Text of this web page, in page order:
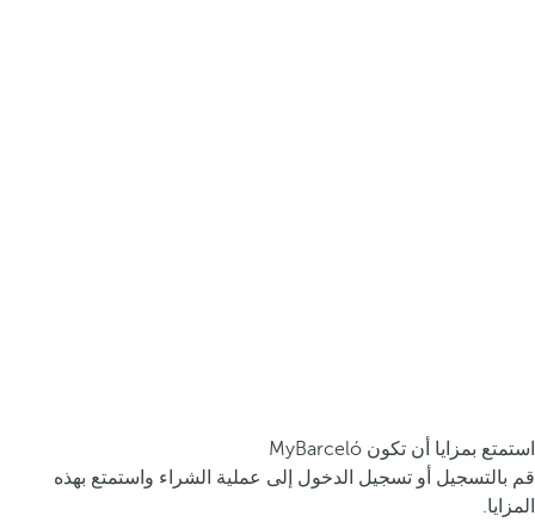
استمتع بمزايا أن تكون MyBarceló
قم بالتسجيل أو تسجيل الدخول إلى عملية الشراء واستمتع بهذه
المزايا.